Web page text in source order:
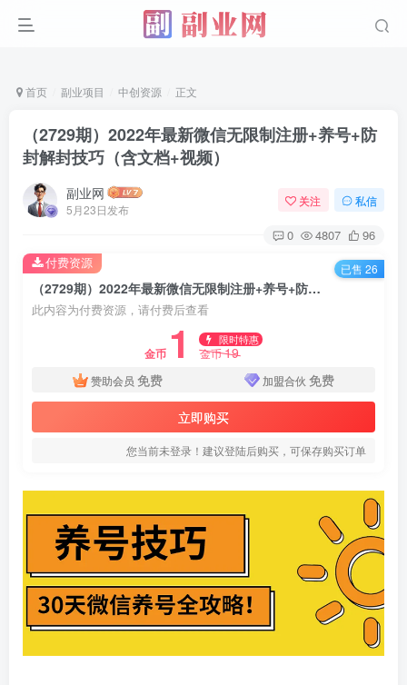
首页 副业项目 中创资源 正文
（2729期）2022年最新微信无限制注册+养号+防
封解封技巧（含文档+视频）
副业网
5月23日发布
关注 私信
0 4807 96
（2729期）2022年最新微信无限制注册+养号+防封解封技巧（含文档+视频）
此内容为付费资源，请付费后查看
金币 1 限时特惠
金币19
赞助会员 免费 加盟合伙 免费
立即购买
您当前未登录！建议登陆后购买，可保存购买订单
付费资源 已售 26